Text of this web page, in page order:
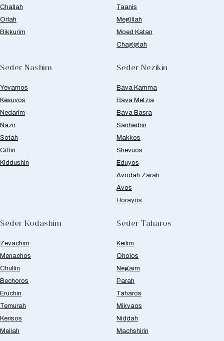
Challah
Orlah
Bikkurim
Taanis
Megillah
Moed Katan
Chagigah
Seder Nashim
Yevamos
Kesuvos
Nedarim
Nazir
Sotah
Gittin
Kiddushin
Seder Nezikin
Bava Kamma
Bava Metzia
Bava Basra
Sanhedrin
Makkos
Shevuos
Eduyos
Avodah Zarah
Avos
Horayos
Seder Kodashim
Zevachim
Menachos
Chullin
Bechoros
Eruchin
Temurah
Kerisos
Meilah
Seder Taharos
Keilim
Oholos
Negaim
Parah
Taharos
Mikvaos
Niddah
Machshirin